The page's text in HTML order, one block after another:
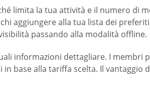
limita la tua attività e il numero di
aggiungere alla tua lista dei
passando alla modalità offline.
informazioni dettagliare. I membri
base alla tariffa scelta. Il vantaggio